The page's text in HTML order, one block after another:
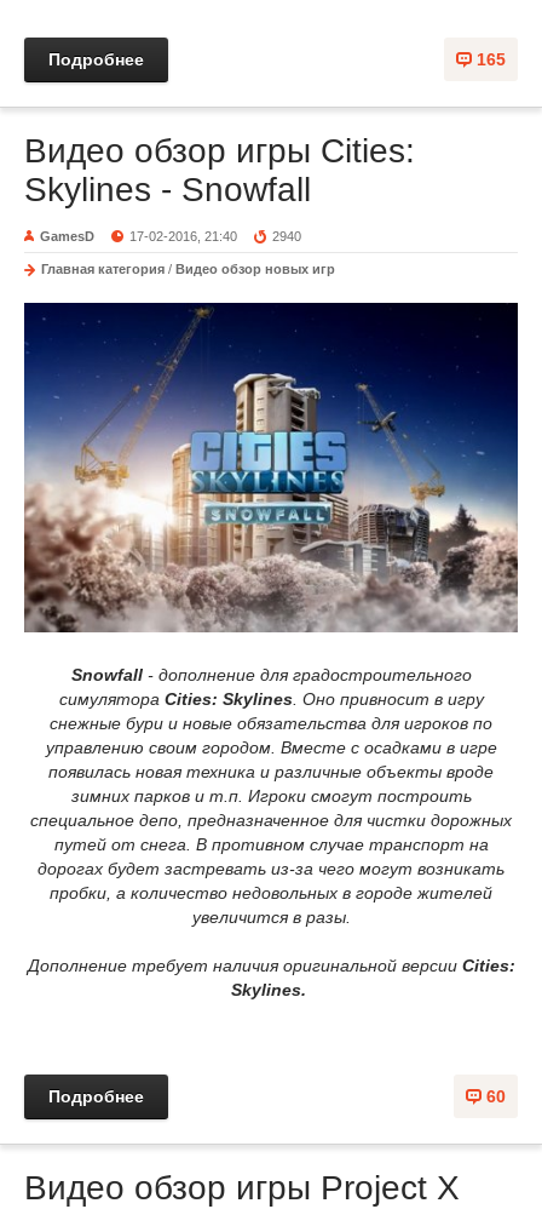
165
Подробнее
Видео обзор игры Cities:
Skylines - Snowfall
GamesD 17-02-2016, 21:40 2940
Главная категория / Видео обзор новых игр
Snowfall- дополнение для градостроительного
симулятора Cities: Skylines. Оно привносит в игру
снежные бури и новые обязательства для игроков по
управлению своим городом. Вместе с осадками в игре
появилась новая техника и различные объекты вроде
зимних парков и т.п. Игроки смогут построить
специальное депо, предназначенное для чистки дорожных
путей от снега. В противном случае транспорт на
дорогах будет застревать из-за чего могут возникать
пробки, а количество недовольных в городе жителей
увеличится в разы.
Дополнение требует наличия оригинальной версии Cities:
Skylines.
60
Подробнее
Видео обзор игры Project X